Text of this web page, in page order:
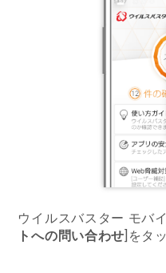
ウイルスバスター モバ
トへの問い合わせ]をタ